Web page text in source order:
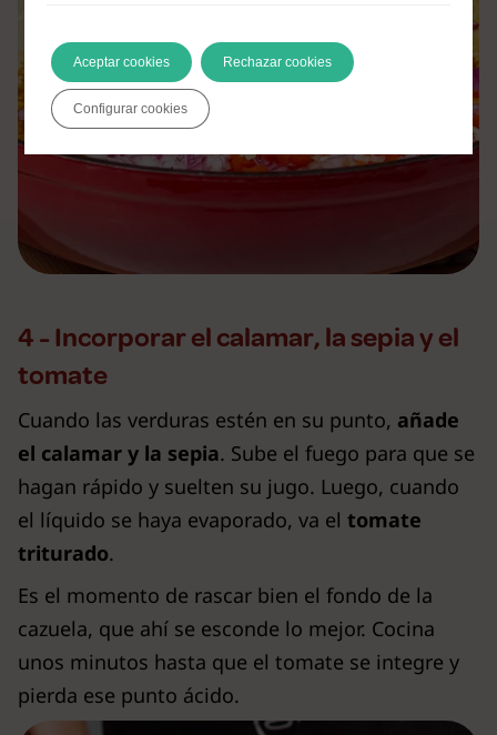
4 - Incorporar el calamar, la sepia y el
tomate
Cuando las verduras estén en su punto, añade
el calamar y la sepia. Sube el fuego para que se
hagan rápido y suelten su jugo. Luego, cuando
el líquido se haya evaporado, va el tomate
triturado.
Es el momento de rascar bien el fondo de la
cazuela, que ahí se esconde lo mejor. Cocina
unos minutos hasta que el tomate se integre y
pierda ese punto ácido.
Aceptar cookies Rechazar cookies
Configurar cookies